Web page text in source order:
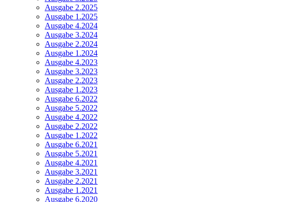
Ausgabe 2.2025
Ausgabe 1.2025
Ausgabe 4.2024
Ausgabe 3.2024
Ausgabe 2.2024
Ausgabe 1.2024
Ausgabe 4.2023
Ausgabe 3.2023
Ausgabe 2.2023
Ausgabe 1.2023
Ausgabe 6.2022
Ausgabe 5.2022
Ausgabe 4.2022
Ausgabe 2.2022
Ausgabe 1.2022
Ausgabe 6.2021
Ausgabe 5.2021
Ausgabe 4.2021
Ausgabe 3.2021
Ausgabe 2.2021
Ausgabe 1.2021
Ausgabe 6.2020